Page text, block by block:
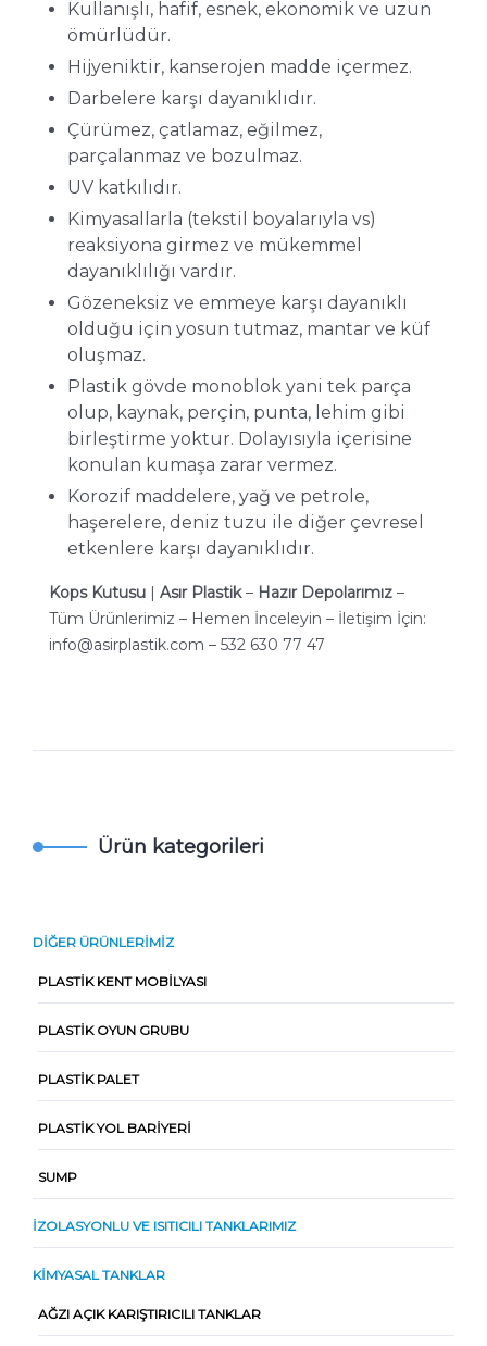
Kullanışlı, hafif, esnek, ekonomik ve uzun
ömürlüdür.
Hijyeniktir, kanserojen madde içermez.
Darbelere karşı dayanıklıdır.
Çürümez, çatlamaz, eğilmez,
parçalanmaz ve bozulmaz.
UV katkılıdır.
Kimyasallarla (tekstil boyalarıyla vs)
reaksiyona girmez ve mükemmel
dayanıklılığı vardır.
Gözeneksiz ve emmeye karşı dayanıklı
olduğu için yosun tutmaz, mantar ve küf
oluşmaz.
Plastik gövde monoblok yani tek parça
olup, kaynak, perçin, punta, lehim gibi
birleştirme yoktur. Dolayısıyla içerisine
konulan kumaşa zarar vermez.
Korozif maddelere, yağ ve petrole,
haşerelere, deniz tuzu ile diğer çevresel
etkenlere karşı dayanıklıdır.
Kops Kutusu | Asır Plastik– Hazır Depolarımız –
Tüm Ürünlerimiz – Hemen İnceleyin – İletişim İçin:
info@asirplastik.com – 532 630 77 47
Ürün kategorileri
DIĞER ÜRÜNLERIMIZ
PLASTIK KENT MOBILYASI
PLASTIK OYUN GRUBU
PLASTIK PALET
PLASTIK YOL BARIYERI
SUMP
İZOLASYONLU VE ISITICILI TANKLARIMIZ
KIMYASAL TANKLAR
AĞZI AÇIK KARIŞTIRICILI TANKLAR